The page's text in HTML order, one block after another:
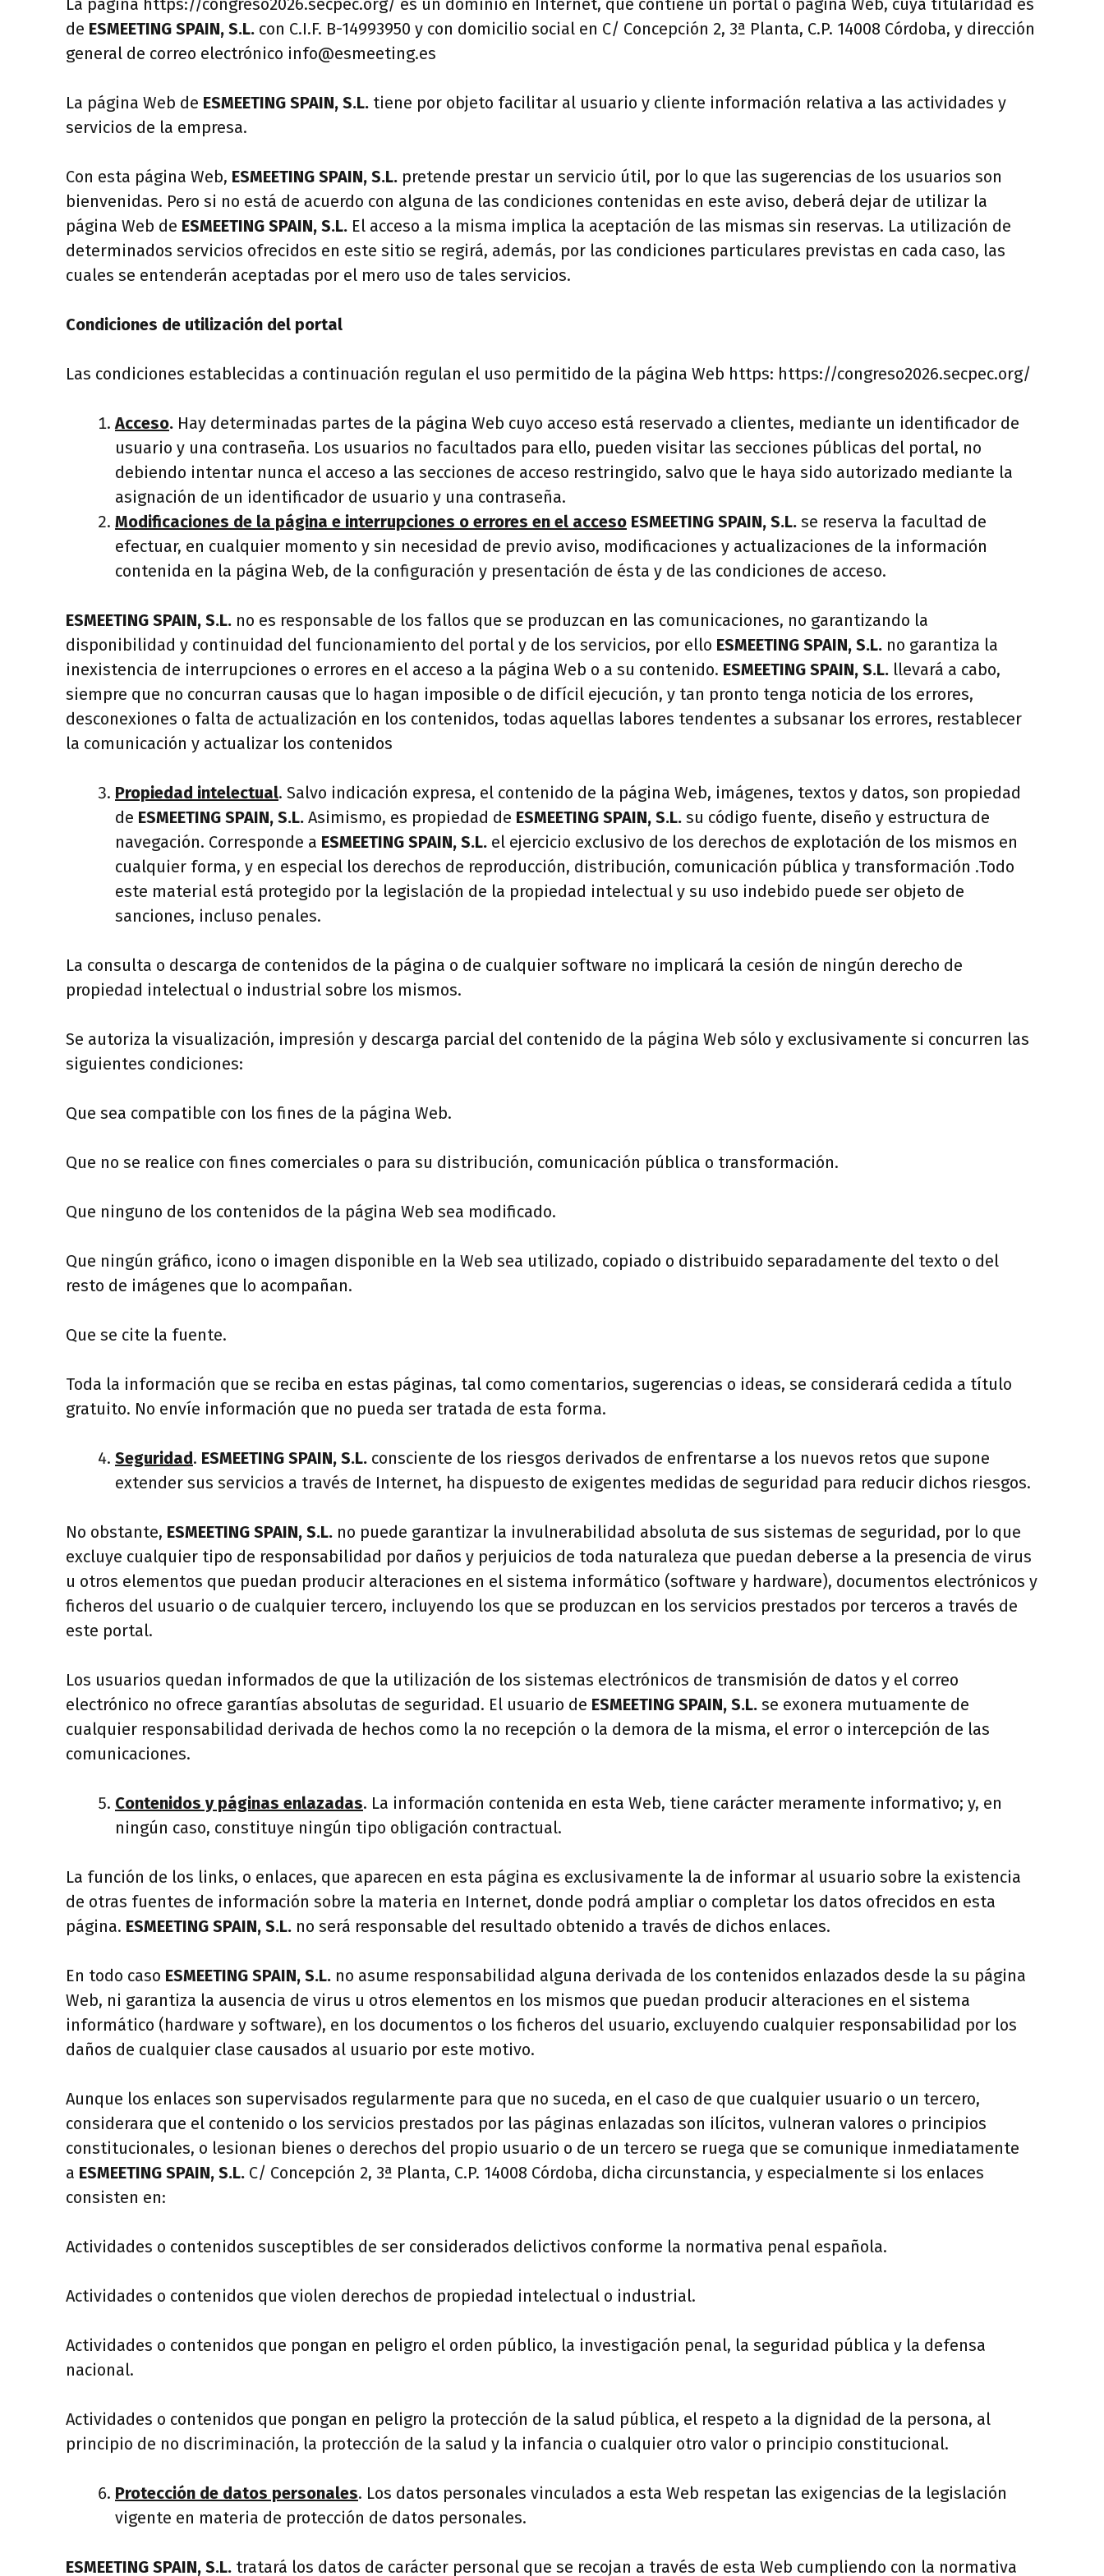
La página https://congreso2026.secpec.org/ es un dominio en Internet, que contiene un portal o página Web, cuya titularidad es
de ESMEETING SPAIN, S.L. con C.I.F. B-14993950 y con domicilio social en C/ Concepción 2, 3ª Planta, C.P. 14008 Córdoba, y dirección
general de correo electrónico info@esmeeting.es
La página Web de ESMEETING SPAIN, S.L. tiene por objeto facilitar al usuario y cliente información relativa a las actividades y
servicios de la empresa.
Con esta página Web, ESMEETING SPAIN, S.L. pretende prestar un servicio útil, por lo que las sugerencias de los usuarios son
bienvenidas. Pero si no está de acuerdo con alguna de las condiciones contenidas en este aviso, deberá dejar de utilizar la
página Web de ESMEETING SPAIN, S.L. El acceso a la misma implica la aceptación de las mismas sin reservas. La utilización de
determinados servicios ofrecidos en este sitio se regirá, además, por las condiciones particulares previstas en cada caso, las
cuales se entenderán aceptadas por el mero uso de tales servicios.
Condiciones de utilización del portal
Las condiciones establecidas a continuación regulan el uso permitido de la página Web https: https://congreso2026.secpec.org/
Acceso. Hay determinadas partes de la página Web cuyo acceso está reservado a clientes, mediante un identificador de
usuario y una contraseña. Los usuarios no facultados para ello, pueden visitar las secciones públicas del portal, no
debiendo intentar nunca el acceso a las secciones de acceso restringido, salvo que le haya sido autorizado mediante la
asignación de un identificador de usuario y una contraseña.
Modificaciones de la página e interrupciones o errores en el acceso ESMEETING SPAIN, S.L. se reserva la facultad de
efectuar, en cualquier momento y sin necesidad de previo aviso, modificaciones y actualizaciones de la información
contenida en la página Web, de la configuración y presentación de ésta y de las condiciones de acceso.
ESMEETING SPAIN, S.L. no es responsable de los fallos que se produzcan en las comunicaciones, no garantizando la
disponibilidad y continuidad del funcionamiento del portal y de los servicios, por ello ESMEETING SPAIN, S.L. no garantiza la
inexistencia de interrupciones o errores en el acceso a la página Web o a su contenido. ESMEETING SPAIN, S.L. llevará a cabo,
siempre que no concurran causas que lo hagan imposible o de difícil ejecución, y tan pronto tenga noticia de los errores,
desconexiones o falta de actualización en los contenidos, todas aquellas labores tendentes a subsanar los errores, restablecer
la comunicación y actualizar los contenidos
Propiedad intelectual. Salvo indicación expresa, el contenido de la página Web, imágenes, textos y datos, son propiedad
de ESMEETING SPAIN, S.L. Asimismo, es propiedad de ESMEETING SPAIN, S.L. su código fuente, diseño y estructura de
navegación. Corresponde a ESMEETING SPAIN, S.L. el ejercicio exclusivo de los derechos de explotación de los mismos en
cualquier forma, y en especial los derechos de reproducción, distribución, comunicación pública y transformación .Todo
este material está protegido por la legislación de la propiedad intelectual y su uso indebido puede ser objeto de
sanciones, incluso penales.
La consulta o descarga de contenidos de la página o de cualquier software no implicará la cesión de ningún derecho de
propiedad intelectual o industrial sobre los mismos.
Se autoriza la visualización, impresión y descarga parcial del contenido de la página Web sólo y exclusivamente si concurren las
siguientes condiciones:
Que sea compatible con los fines de la página Web.
Que no se realice con fines comerciales o para su distribución, comunicación pública o transformación.
Que ninguno de los contenidos de la página Web sea modificado.
Que ningún gráfico, icono o imagen disponible en la Web sea utilizado, copiado o distribuido separadamente del texto o del
resto de imágenes que lo acompañan.
Que se cite la fuente.
Toda la información que se reciba en estas páginas, tal como comentarios, sugerencias o ideas, se considerará cedida a título
gratuito. No envíe información que no pueda ser tratada de esta forma.
Seguridad . ESMEETING SPAIN, S.L. consciente de los riesgos derivados de enfrentarse a los nuevos retos que supone
extender sus servicios a través de Internet, ha dispuesto de exigentes medidas de seguridad para reducir dichos riesgos.
No obstante, ESMEETING SPAIN, S.L. no puede garantizar la invulnerabilidad absoluta de sus sistemas de seguridad, por lo que
excluye cualquier tipo de responsabilidad por daños y perjuicios de toda naturaleza que puedan deberse a la presencia de virus
u otros elementos que puedan producir alteraciones en el sistema informático (software y hardware), documentos electrónicos y
ficheros del usuario o de cualquier tercero, incluyendo los que se produzcan en los servicios prestados por terceros a través de
este portal.
Los usuarios quedan informados de que la utilización de los sistemas electrónicos de transmisión de datos y el correo
electrónico no ofrece garantías absolutas de seguridad. El usuario de ESMEETING SPAIN, S.L. se exonera mutuamente de
cualquier responsabilidad derivada de hechos como la no recepción o la demora de la misma, el error o intercepción de las
comunicaciones.
Contenidos y páginas enlazadas. La información contenida en esta Web, tiene carácter meramente informativo; y, en
ningún caso, constituye ningún tipo obligación contractual.
La función de los links, o enlaces, que aparecen en esta página es exclusivamente la de informar al usuario sobre la existencia
de otras fuentes de información sobre la materia en Internet, donde podrá ampliar o completar los datos ofrecidos en esta
página. ESMEETING SPAIN, S.L. no será responsable del resultado obtenido a través de dichos enlaces.
En todo caso ESMEETING SPAIN, S.L. no asume responsabilidad alguna derivada de los contenidos enlazados desde la su página
Web, ni garantiza la ausencia de virus u otros elementos en los mismos que puedan producir alteraciones en el sistema
informático (hardware y software), en los documentos o los ficheros del usuario, excluyendo cualquier responsabilidad por los
daños de cualquier clase causados al usuario por este motivo.
Aunque los enlaces son supervisados regularmente para que no suceda, en el caso de que cualquier usuario o un tercero,
considerara que el contenido o los servicios prestados por las páginas enlazadas son ilícitos, vulneran valores o principios
constitucionales, o lesionan bienes o derechos del propio usuario o de un tercero se ruega que se comunique inmediatamente
a ESMEETING SPAIN, S.L. C/ Concepción 2, 3ª Planta, C.P. 14008 Córdoba, dicha circunstancia, y especialmente si los enlaces
consisten en:
Actividades o contenidos susceptibles de ser considerados delictivos conforme la normativa penal española.
Actividades o contenidos que violen derechos de propiedad intelectual o industrial. ­
Actividades o contenidos que pongan en peligro el orden público, la investigación penal, la seguridad pública y la defensa
nacional.
Actividades o contenidos que pongan en peligro la protección de la salud pública, el respeto a la dignidad de la persona, al
principio de no discriminación, la protección de la salud y la infancia o cualquier otro valor o principio constitucional.
Protección de datos personales. Los datos personales vinculados a esta Web respetan las exigencias de la legislación
vigente en materia de protección de datos personales.
ESMEETING SPAIN, S.L. tratará los datos de carácter personal que se recojan a través de esta Web cumpliendo con la normativa